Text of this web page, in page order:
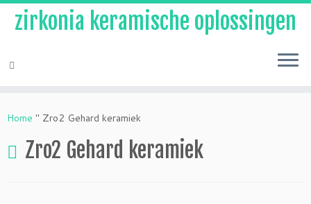
naar
zirkonia keramische oplossingen
Home " Zro2 Gehard keramiek
Zro2 Gehard keramiek